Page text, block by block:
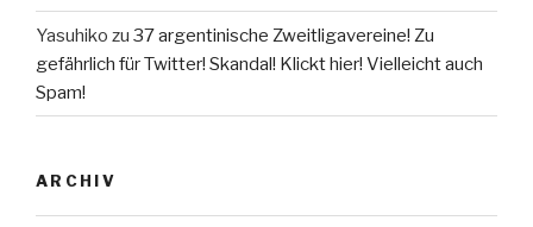
Yasuhiko zu 37 argentinische Zweitligavereine! Zu
gefährlich für Twitter! Skandal! Klickt hier! Vielleicht auch
Spam!
ARCHIV